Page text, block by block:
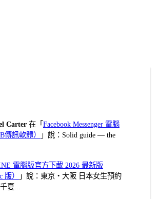
Carter 在「Facebook Messenger 電腦
傳訊軟體）
」說：Solid guide — the
電腦版官方下載 2026 最新版
版）
」說：東京・大阪 日本女生預約
夏...